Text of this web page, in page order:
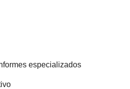
especializados